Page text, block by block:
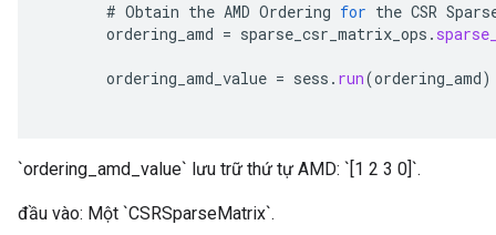
# Obtain the AMD Ordering for the CSR
ordering_amd = sparse_csr_matrix_ops .
ordering_amd_value = sess . run(ordering_amd)
`ordering_amd_value` lưu trữ thứ tự AMD: `[1 2 3 0]`.
đầu vào: Một `CSRSparseMatrix`.